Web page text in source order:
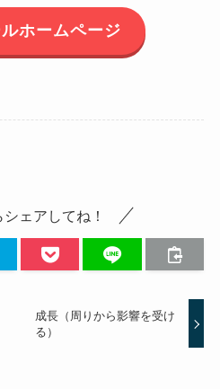
ホームページ
ェアしてね！
成長（周りから影響を受け
る）